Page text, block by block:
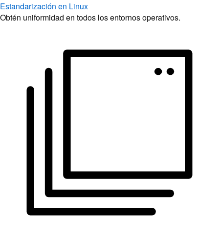
Estandarización en Linux
Obtén uniformidad en todos los entornos operativos.